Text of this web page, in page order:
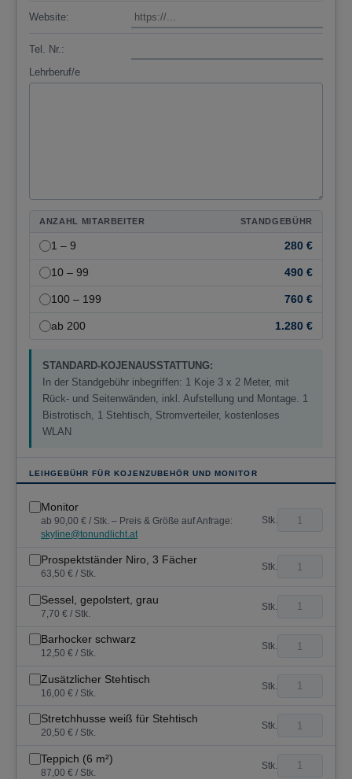
Website:
Tel. Nr.:
Lehrberuf/e
ANZAHL MITARBEITER STANDGEBÜHR
1 – 9 280 €
10 – 99 490 €
100 – 199 760 €
ab 200 1.280 €
STANDARD-KOJENAUSSTATTUNG:
In der Standgebühr inbegriffen: 1 Koje 3 x 2 Meter, mit
Rück- und Seitenwänden, inkl. Aufstellung und Montage. 1
Bistrotisch, 1 Stehtisch, Stromverteiler, kostenloses
WLAN
LEIHGEBÜHR FÜR KOJENZUBEHÖR UND MONITOR
Monitor
ab 90,00 € / Stk. – Preis & Größe auf Anfrage:
skyline@tonundlicht.at
Stk.
Prospektständer Niro, 3 Fächer
63,50 € / Stk.
Stk.
Sessel, gepolstert, grau
7,70 € / Stk.
Stk.
Barhocker schwarz
12,50 € / Stk.
Stk.
Zusätzlicher Stehtisch
16,00 € / Stk.
Stk.
Stretchhusse weiß für Stehtisch
20,50 € / Stk.
Stk.
Teppich (6 m²)
87,00 € / Stk.
Stk.